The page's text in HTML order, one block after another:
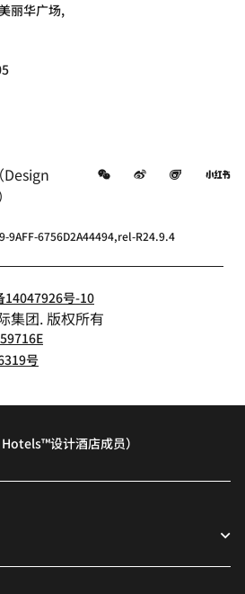
丽华广场,
微信 微博 飞猪
9AFF-6756D2A44494,rel-R24.9.4
14047926号-10
集团. 版权所有
号
设计酒店成员）